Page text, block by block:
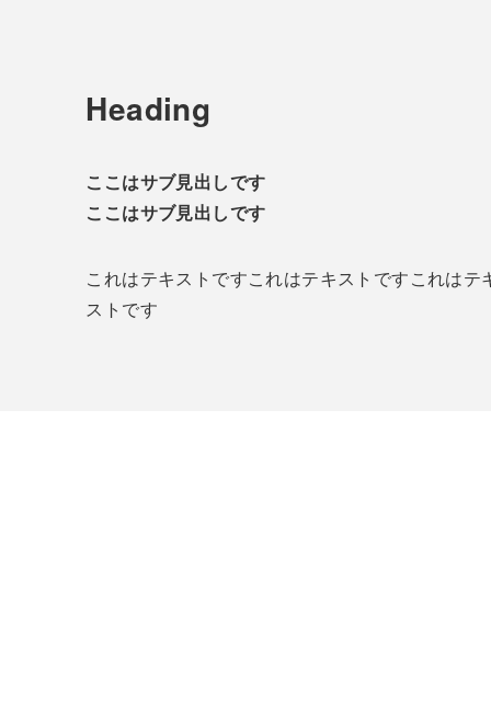
Heading
ここはサブ見出しです
ここはサブ見出しです
これはテキストですこれはテキストですこれは
ストです